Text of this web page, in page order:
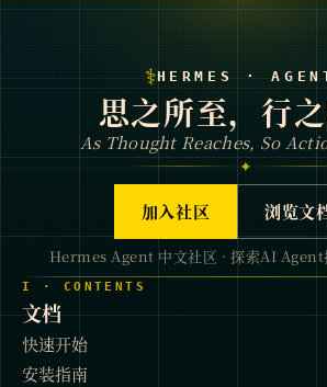
⚕HERMES ·
思之所至，行之
As Thought Reaches, So
✦
加入社区 浏览文
Hermes Agent 中文社区 · 探索AI Agent
I · CONTENTS
文档
快速开始
安装指南